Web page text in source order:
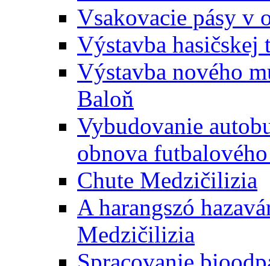
Vsakovacie pásy v
Výstavba
Výstavba nového
Baloň
Vybudovanie
obnova
Chute Medzičilizia
A harangszó
Medzičilizia